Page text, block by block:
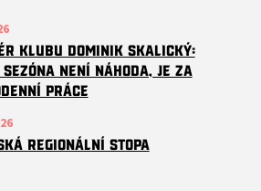
klubu Dominik Skalický:
sezóna není náhoda, je za
práce
regionální stopa